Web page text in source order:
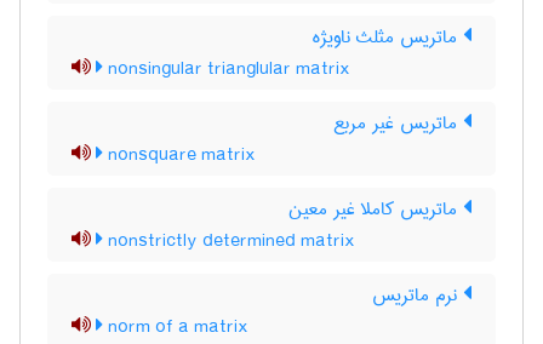
ماتریس مثلث ناویژه
nonsingular trianglular matrix
ماتریس غیر مربع
nonsquare matrix
ماتریس کاملا غیر معین
nonstrictly determined matrix
نرم ماتریس
norm of a matrix